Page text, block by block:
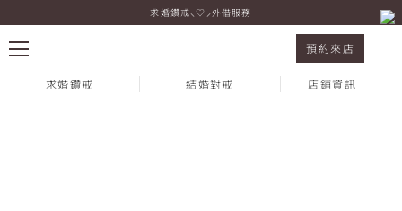
Special Event ✧ 新竹店限定合影活動
求婚鑽戒⸜♡⸝外借服務
預約來店
求婚鑽戒 結婚對戒 店鋪資訊